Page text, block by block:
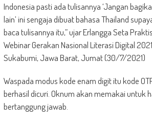
Indonesia pasti ada tulisannya ‘Jangan
lain’ ini sengaja dibuat bahasa Thailand
baca tulisannya itu,” ujar Erlangga Seta
Webinar Gerakan Nasional Literasi Digital
Sukabumi, Jawa Barat, Jumat (30/7/2021)
Waspada modus kode enam digit itu kode
berhasil dicuri. Oknum akan memakai untuk
bertanggung jawab.